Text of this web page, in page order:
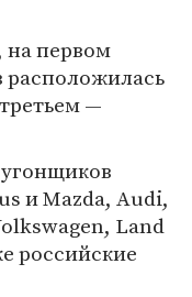
на первом
расположилась
—
и Mazda, Audi,
Land
российские